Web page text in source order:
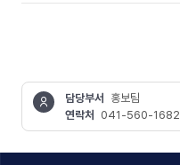
담당부서 홍보팀
연락처 041-560-1682